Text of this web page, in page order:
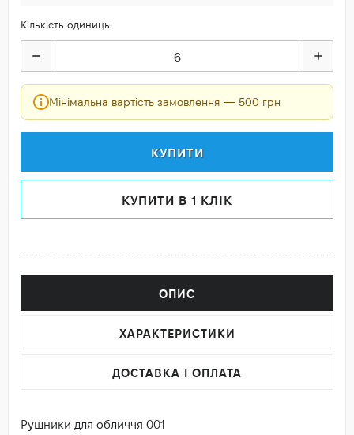
Кількість одиниць:
Мінімальна вартість замовлення — 500 грн
КУПИТИ
КУПИТИ В 1 КЛІК
ОПИС
ХАРАКТЕРИСТИКИ
ДОСТАВКА І ОПЛАТА
Рушники для обличчя 001